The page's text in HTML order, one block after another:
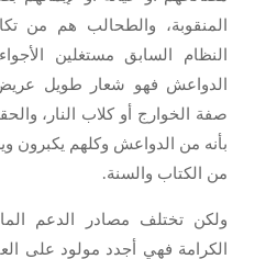
المنقوبة، والطحالب هم من
النظام السابق مستغلين
الدواعش فهو شعار طويل
صفة الخوارج أو كلاب النار،
بأنه من الدواعش وكلهم يكبرون
من الكتاب والسنة.
ولكن تختلف مصادر الدعم
الكرامة فهي أجدد مولود على